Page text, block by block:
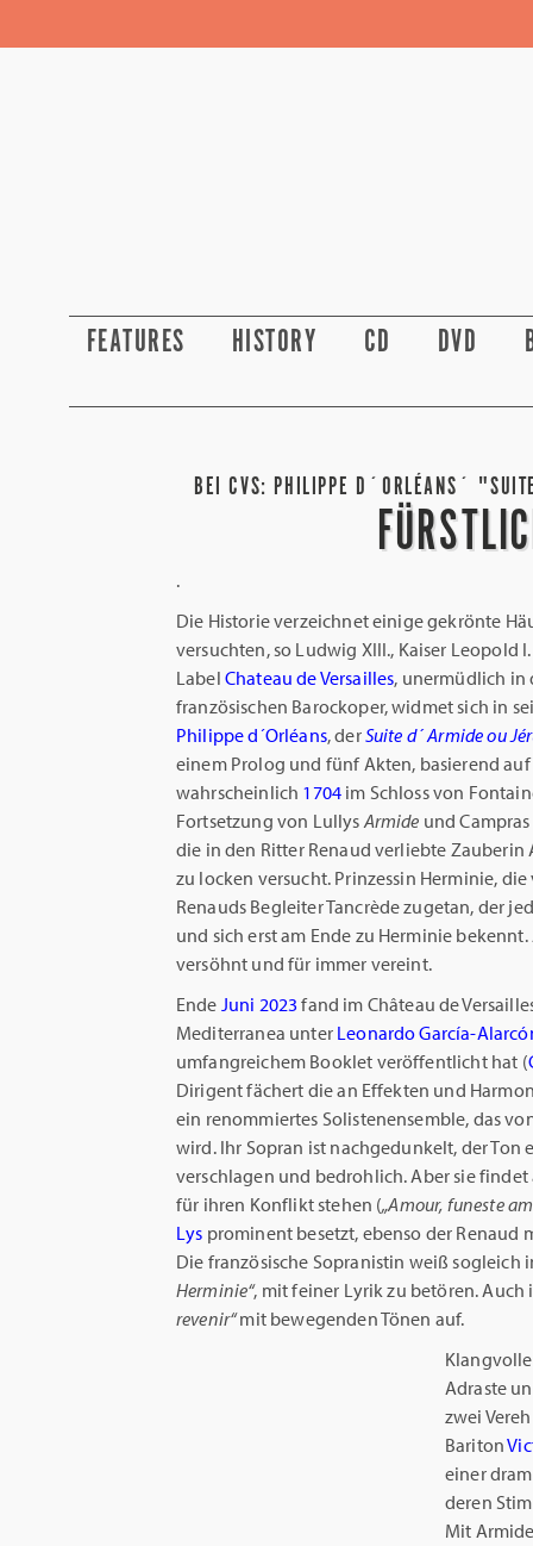
FEATURES HISTORY CD DVD
BEI CVS: PHILIPPE D´ORLÉANS´
.
Die Historie verzeichnet einige gekrönte
versuchten, so Ludwig XIII., Kaiser Leopold
Label Chateau de Versailles, unermüdlich in
französischen Barockoper, widmet sich in
Philippe d´Orléans, derSuite d´ Armide ou
einem Prolog und fünf Akten, basierend auf
wahrscheinlich 1704 im Schloss von
Fortsetzung von LullysArmide und Campras
die in den Ritter Renaud verliebte
zu locken versucht. Prinzessin Herminie,
Renauds Begleiter Tancrède zugetan, der
und sich erst am Ende zu Herminie
versöhnt und für immer vereint.
Ende Juni 2023 fand im Château de
Mediterranea unter Leonardo García-
umfangreichem Booklet veröffentlicht hat (
Dirigent fächert die an Effekten und
ein renommiertes Solistenensemble, das
wird. Ihr Sopran ist nachgedunkelt, der Ton
verschlagen und bedrohlich. Aber sie
für ihren Konflikt stehen („Amour, funeste
Lys prominent besetzt, ebenso der Renaud
Die französische Sopranistin weiß sogleich
Herminie“, mit feiner Lyrik zu betören.
revenir“mit bewegenden Tönen auf.
Adraste
zwei
Bariton
einer
deren
Mit